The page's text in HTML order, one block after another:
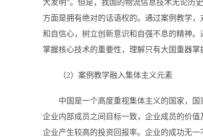
大发明”。但是，我国的物流信息技术无论历
方面是拥有绝对的话语权的。通过案例教学
和自信心，树立创新意识和自强不息的精神。
掌握核心技术的重要性，理解只有大国重器掌
（2）案例教学融入集体主义元素
中国是一个高度重视集体主义的国家，
企业内部成员之间目标一致，企业成员的价
企业产生较高的投资回报率。企业的成功无